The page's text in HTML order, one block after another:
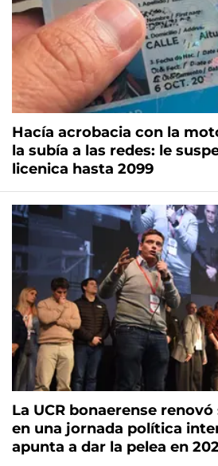
Hacía acrobacia con la
la subía a las redes: le
licenica hasta 2099
La UCR bonaerense
en una jornada política
apunta a dar la pelea en